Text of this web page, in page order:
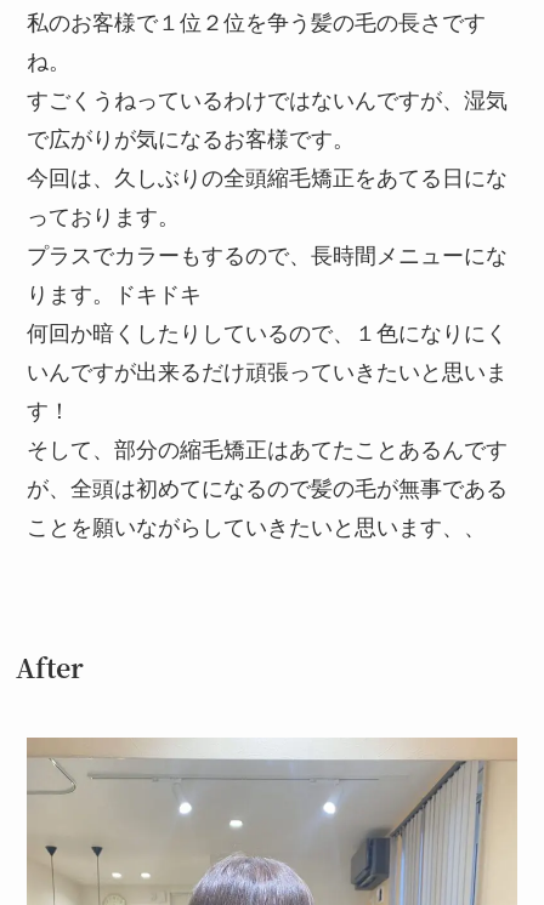
私のお客様で１位２位を争う髪の毛の長さです
ね。
すごくうねっているわけではないんですが、湿気
で広がりが気になるお客様です。
今回は、久しぶりの全頭縮毛矯正をあてる日にな
っております。
プラスでカラーもするので、長時間メニューにな
ります。ドキドキ
何回か暗くしたりしているので、１色になりにく
いんですが出来るだけ頑張っていきたいと思いま
す！
そして、部分の縮毛矯正はあてたことあるんです
が、全頭は初めてになるので髪の毛が無事である
ことを願いながらしていきたいと思います、、
After